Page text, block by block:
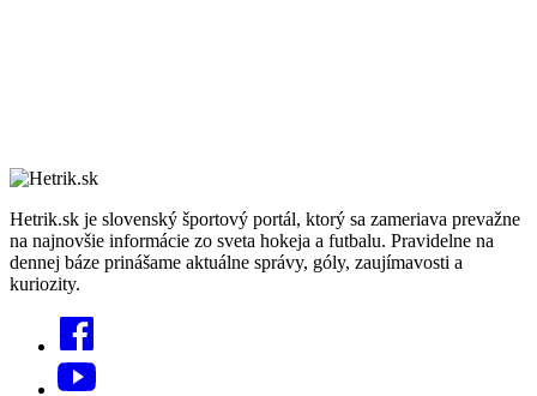
Hetrik.sk je slovenský športový portál, ktorý sa zameriava prevažne
na najnovšie informácie zo sveta hokeja a futbalu. Pravidelne na
dennej báze prinášame aktuálne správy, góly, zaujímavosti a
kuriozity.